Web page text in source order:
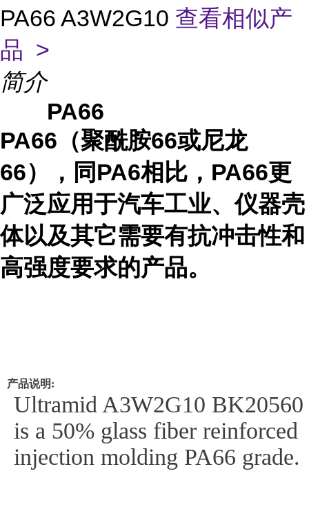
PA66 A3W2G10 查看相似产
品 >
简介
PA66
PA66（聚酰胺66或尼龙
66），同PA6相比，PA66更
广泛应用于汽车工业、仪器壳
体以及其它需要有抗冲击性和
高强度要求的产品。
产品说明:
Ultramid A3W2G10 BK20560
is a 50% glass fiber reinforced
injection molding PA66 grade.